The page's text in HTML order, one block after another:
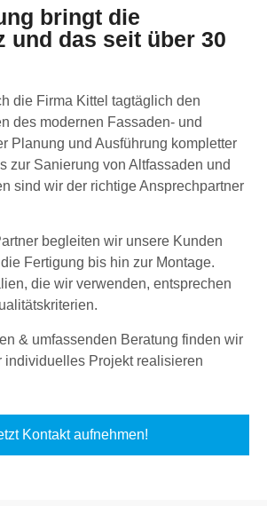
bringt die
und das seit über 30
die Firma Kittel tagtäglich den
des modernen Fassaden- und
Planung und Ausführung kompletter
zur Sanierung von Altfassaden und
sind wir der richtige Ansprechpartner
begleiten wir unsere Kunden
Fertigung bis hin zur Montage.
die wir verwenden, entsprechen
& umfassenden Beratung finden wir
individuelles Projekt realisieren
Kontakt aufnehmen!